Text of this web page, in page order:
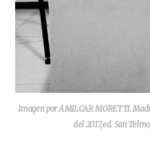
Imagen por AMILCAR MORETTI.
del 2017,ed. San